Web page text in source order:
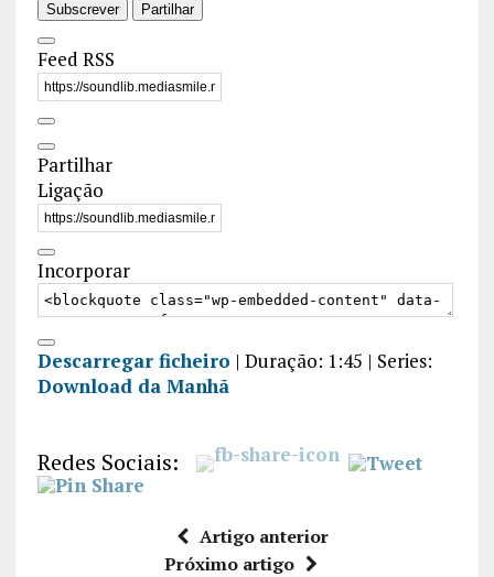
Subscrever Partilhar
Feed RSS
Partilhar
Ligação
Incorporar
Descarregar ficheiro | Duração: 1:45 | Series:
Download da Manhã
Redes Sociais:
Artigo anterior
Próximo artigo